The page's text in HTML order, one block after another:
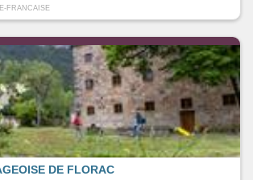
FRANCAISE
DE FLORAC